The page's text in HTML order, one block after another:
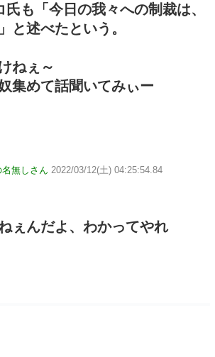
も「今日の我々への制裁は、
と述べたという。
ねぇ～
集めて話聞いてみぃー
無しさん 2022/03/12(土) 04:25:54.84
ぇんだよ、わかってやれ